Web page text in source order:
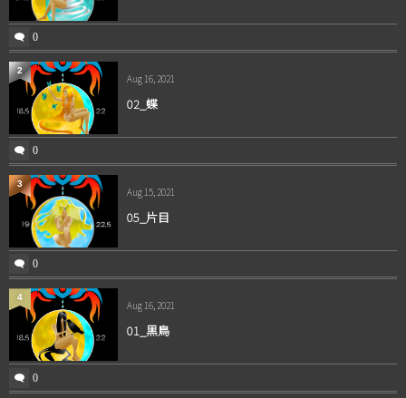
0
Aug 16, 2021
02_蝶
0
2
Aug 15, 2021
05_片目
0
3
Aug 16, 2021
01_黒鳥
0
4